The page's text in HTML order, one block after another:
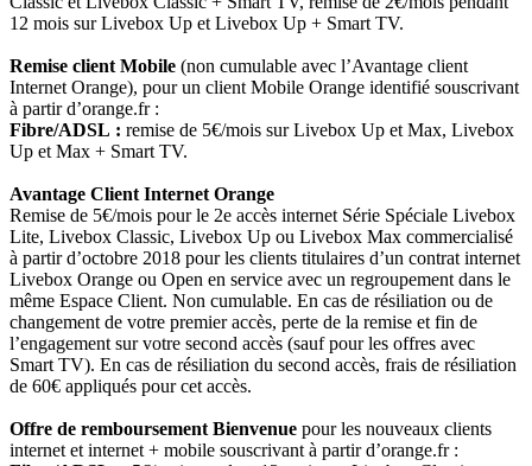
12 mois sur Livebox Up et Livebox Up + Smart TV.
Remise client Mobile (non cumulable avec l’Avantage client
Internet Orange), pour un client Mobile Orange identifié souscrivant
à partir d’orange.fr :
Fibre/ADSL : remise de 5€/mois sur Livebox Up et Max, Livebox
Up et Max + Smart TV.
Avantage Client Internet Orange
Remise de 5€/mois pour le 2e accès internet Série Spéciale Livebox
Lite, Livebox Classic, Livebox Up ou Livebox Max commercialisé
à partir d’octobre 2018 pour les clients titulaires d’un contrat internet
Livebox Orange ou Open en service avec un regroupement dans le
même Espace Client. Non cumulable. En cas de résiliation ou de
changement de votre premier accès, perte de la remise et fin de
l’engagement sur votre second accès (sauf pour les offres avec
Smart TV). En cas de résiliation du second accès, frais de résiliation
de 60€ appliqués pour cet accès.
Offre de remboursement Bienvenue pour les nouveaux clients
internet et internet + mobile souscrivant à partir d’orange.fr :